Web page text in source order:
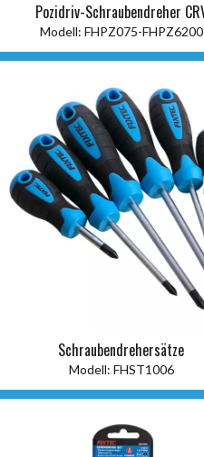
Pozidriv-Schraubendreher
Modell: FHPZ075-FHPZ6200
Schraubendrehersätze
Modell: FHST1006